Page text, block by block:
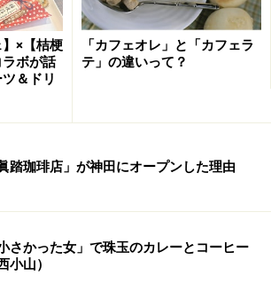
くとブション（Bouchon）と呼ばれる
うなカフェがあり、郷土料理とワイン
す。家族経営のブションも少なくな
さが生活の中に自然に根づいている
す」
】×【桔梗
ボが話
＆ドリ
「カフェオレ」と「カフェラ
テ」の違いって？
眞踏珈琲店」が神田にオープンした理由
小さかった女」で珠玉のカレーとコーヒー
小山）